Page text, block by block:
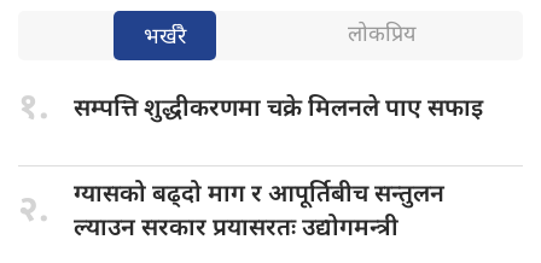
भर्खरै लोकप्रिय
१. सम्पत्ति शुद्धीकरणमाचक्रे मिलनले पाए सफाइ
२. ग्यासको बढ्दोमाग र आपूर्तिबीच सन्तुलन
ल्याउन सरकार प्रयासरतः उद्योगमन्त्री